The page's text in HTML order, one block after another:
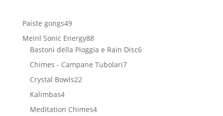
Paiste gongs4949
prodotti
Meinl Sonic Energy8888
prodotti
Bastoni della Pioggia e Rain Disc66
Chimes - Campane Tubolari77
Crystal Bowls2222
Kalimbas44
prodotti
Meditation Chimes44